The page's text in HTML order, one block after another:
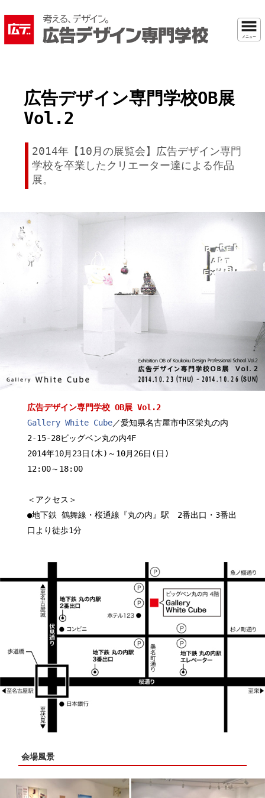
メニュー
広告デザイン専門学校OB展
Vol.2
2014年【10月の展覧会】広告デザイン専門
学校を卒業したクリエーター達による作品
展。
広告デザイン専門学校 OB展 Vol.2
Gallery White Cube／愛知県名古屋市中区栄丸の内
2-15-28ビッグベン丸の内4F
2014年10月23日(木)～10月26日(日)
12:00～18:00
＜アクセス＞
●地下鉄 鶴舞線・桜通線『丸の内』駅 2番出口・3番出
口より徒歩1分
会場風景